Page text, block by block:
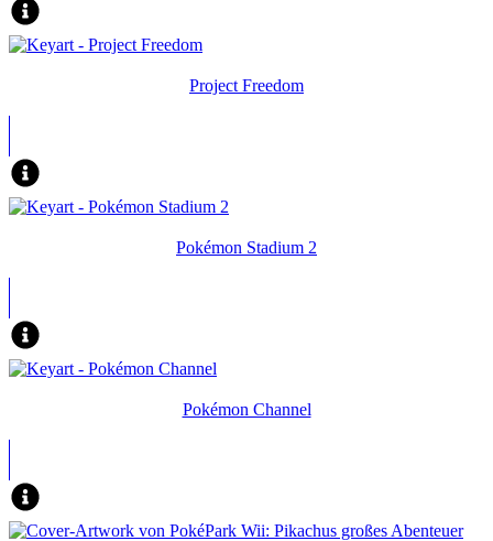
Project Freedom
Pokémon Stadium 2
Pokémon Channel